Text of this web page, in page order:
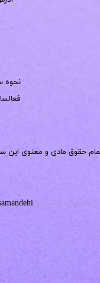
نحوه
حقوق مادی و معنوی این